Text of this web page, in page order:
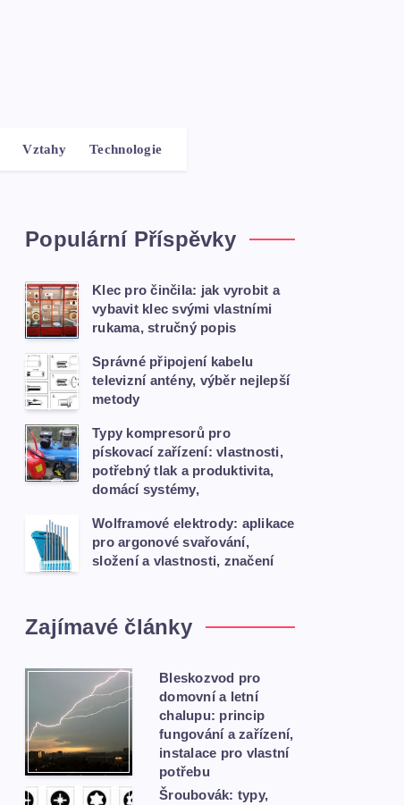
Vztahy Technologie
Populární Příspěvky
Klec pro činčila: jak vyrobit a
vybavit klec svými vlastními
rukama, stručný popis
Správné připojení kabelu
televizní antény, výběr nejlepší
metody
Typy kompresorů pro
pískovací zařízení: vlastnosti,
potřebný tlak a produktivita,
domácí systémy,
Wolframové elektrody: aplikace
pro argonové svařování,
složení a vlastnosti, značení
Zajímavé články
Bleskozvod pro
domovní a letní
chalupu: princip
fungování a zařízení,
instalace pro vlastní
potřebu
Šroubovák: typy,